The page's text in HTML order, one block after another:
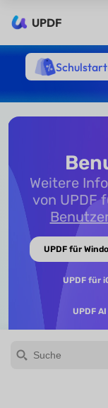
UPDF
Weitere
von UPDF
UPDF für
UPDF für
UPDF AI